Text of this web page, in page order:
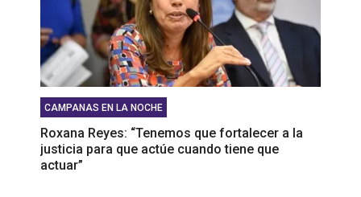
CAMPANAS EN LA NOCHE
Roxana Reyes: “Tenemos que fortalecer a la
justicia para que actúe cuando tiene que
actuar”